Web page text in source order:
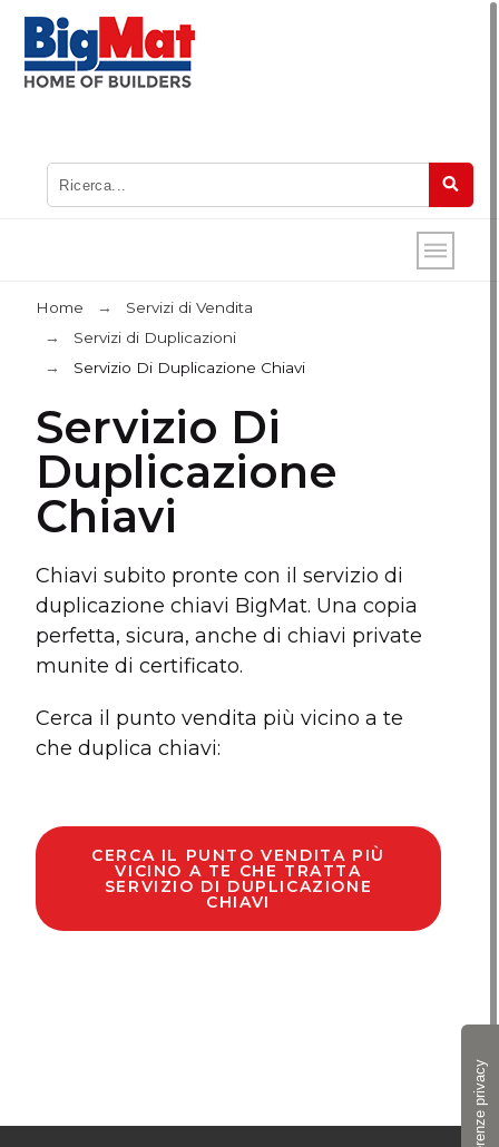
Home
Servizi di Vendita
Servizi di Duplicazioni
Servizio Di Duplicazione Chiavi
Servizio Di
Duplicazione
Chiavi
Chiavi subito pronte con il servizio di
duplicazione chiavi BigMat. Una copia
perfetta, sicura, anche di chiavi private
munite di certificato.
Cerca il punto vendita più vicino a te
che duplica chiavi:
CERCA IL PUNTO VENDITA PIÙ
VICINO A TE CHE TRATTA
SERVIZIO DI DUPLICAZIONE
CHIAVI